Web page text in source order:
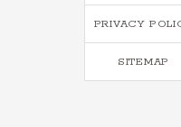
PRIVACY
SITEMAP